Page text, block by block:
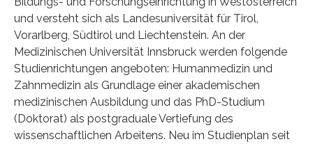
und versteht sich als Landesuniversität für Tirol,
Vorarlberg, Südtirol und Liechtenstein. An der
Medizinischen Universität Innsbruck werden folgende
Studienrichtungen angeboten: Humanmedizin und
Zahnmedizin als Grundlage einer akademischen
medizinischen Ausbildung und das PhD-Studium
(Doktorat) als postgraduale Vertiefung des
wissenschaftlichen Arbeitens. Neu im Studienplan seit